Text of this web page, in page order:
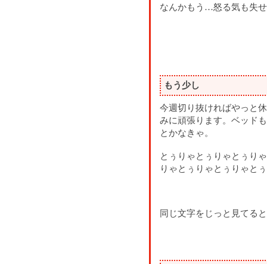
なんかもう…怒る気も失
もう少し
今週切り抜ければやっと
みに頑張ります。ベッド
とかなきゃ。
とぅりゃとぅりゃとぅり
りゃとぅりゃとぅりゃと
同じ文字をじっと見てる